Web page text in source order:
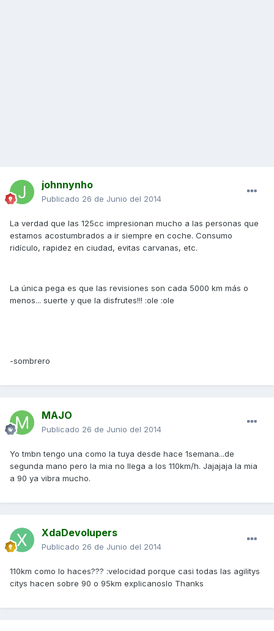
johnnynho
Publicado 26 de Junio del 2014
La verdad que las 125cc impresionan mucho a las personas que
estamos acostumbrados a ir siempre en coche. Consumo
ridículo, rapidez en ciudad, evitas carvanas, etc.
La única pega es que las revisiones son cada 5000 km más o
menos... suerte y que la disfrutes!!! :ole :ole
-sombrero
MAJO
Publicado 26 de Junio del 2014
Yo tmbn tengo una como la tuya desde hace 1semana...de
segunda mano pero la mia no llega a los 110km/h. Jajajaja la mia
a 90 ya vibra mucho.
XdaDevolupers
Publicado 26 de Junio del 2014
110km como lo haces??? :velocidad porque casi todas las agilitys
citys hacen sobre 90 o 95km explicanoslo Thanks